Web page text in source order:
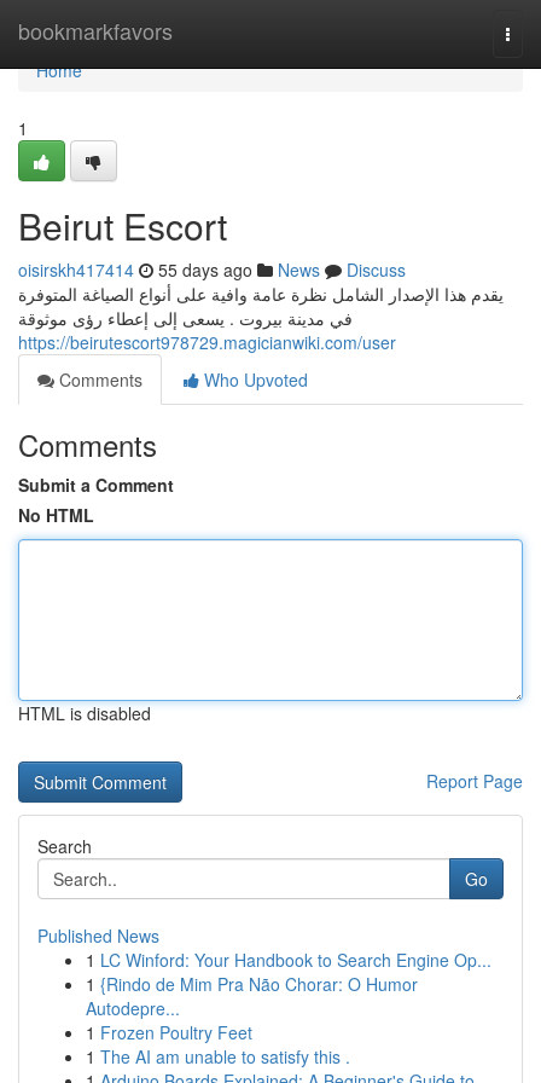
bookmarkfavors
Home
Home
1
Beirut Escort
oisirskh417414 55 days ago News
Discuss
يقدم هذا الإصدار الشامل نظرة عامة وافية على أنواع الصياغة المتوفرة
في مدينة بيروت . يسعى إلى إعطاء رؤى موثوقة
https://beirutescort978729.magicianwiki.com/user
Comments
Who Upvoted
Comments
Submit a Comment
No HTML
HTML is disabled
Report Page
Search
Go
Published News
1 LC Winford: Your Handbook to Search Engine Op...
1 {Rindo de Mim Pra Não Chorar: O Humor
Autodepre...
1 Frozen Poultry Feet
1 The AI am unable to satisfy this .